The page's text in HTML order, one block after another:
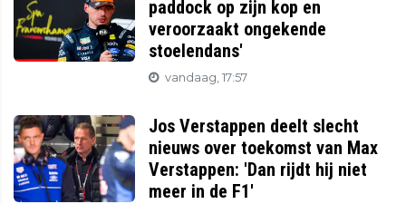
paddock op zijn kop en
veroorzaakt ongekende
stoelendans'
vandaag, 17:57
Jos Verstappen deelt slecht
nieuws over toekomst van Max
Verstappen: 'Dan rijdt hij niet
meer in de F1'